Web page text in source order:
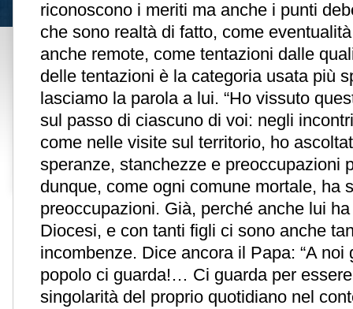
riconoscono i meriti ma anche i punti
che sono realtà di fatto, come
anche remote, come tentazioni dalle
delle tentazioni è la categoria usata più
lasciamo la parola a lui. “Ho vissuto
sul passo di ciascuno di voi: negli
come nelle visite sul territorio, ho
speranze, stanchezze e preoccupazioni
dunque, come ogni comune mortale, ha
preoccupazioni. Già, perché anche lui
Diocesi, e con tanti figli ci sono anche
incombenze. Dice ancora il Papa: “A
popolo ci guarda!… Ci guarda per
singolarità del proprio quotidiano nel